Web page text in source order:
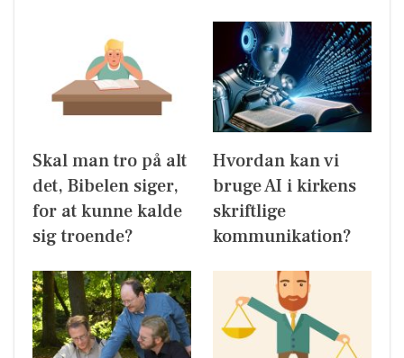
Skal man tro på alt
det, Bibelen siger,
for at kunne kalde
sig troende?
Hvordan kan vi
bruge AI i kirkens
skriftlige
kommunikation?